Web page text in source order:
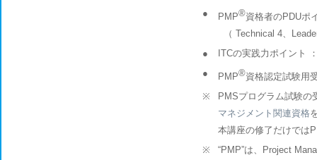
●
PMP®資格者のPDUポ
（ Technical 4、
●
ITCの実践力ポイント
●
PMP®資格認定試験用
※
PMSプログラム試験の
マネジメント関連資格
本講座の修了だけでは
※
“PMP”は、Project